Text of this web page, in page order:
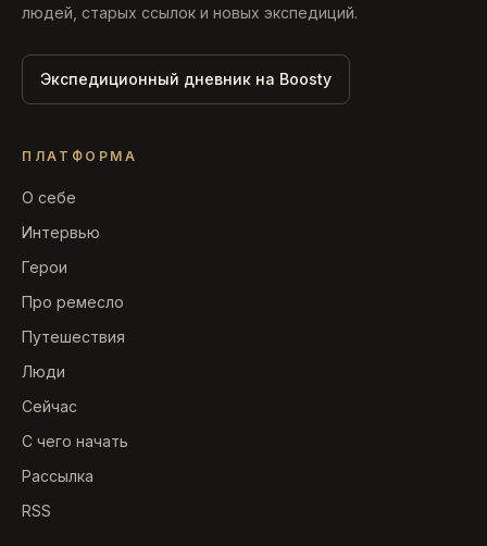
людей, старых ссылок и новых экспедиций.
Экспедиционный дневник на Boosty
ПЛАТФОРМА
О себе
Интервью
Герои
Про ремесло
Путешествия
Люди
Сейчас
С чего начать
Рассылка
RSS